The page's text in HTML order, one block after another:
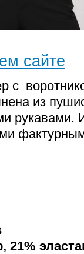
сайте
с
из
рукавами.
21%